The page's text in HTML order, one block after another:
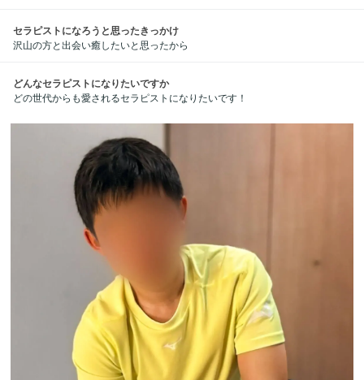
セラピストになろうと思ったきっかけ
沢山の方と出会い癒したいと思ったから
どんなセラピストになりたいですか
どの世代からも愛されるセラピストになりたいです！